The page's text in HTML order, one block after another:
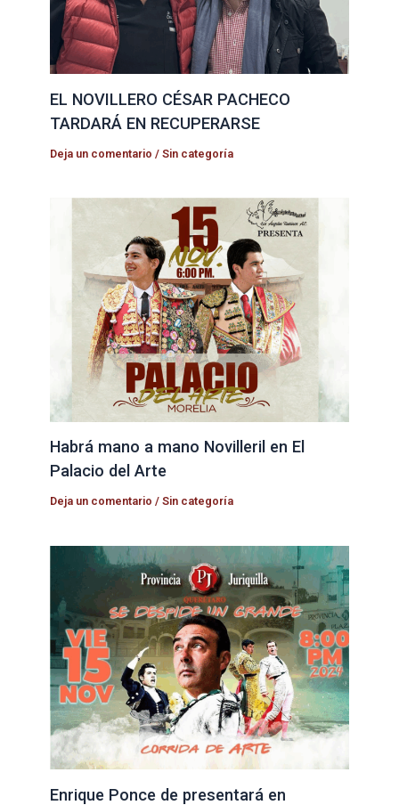
EL NOVILLERO CÉSAR PACHECO
TARDARÁ EN RECUPERARSE
Deja un comentario /Sin categoría
Habrá mano a mano Novilleril en El
Palacio del Arte
Deja un comentario /Sin categoría
Enrique Ponce de presentará en